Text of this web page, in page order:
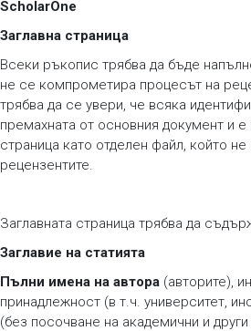
ScholarOne
Заглавна страница
Всеки ръкопис трябва да бъде
не се компрометира процесът на
трябва да се увери, че всяка
премахната от основния документ и е
страница като отделен файл, който
рецензентите.
Заглавната страница трябва да
Заглавие на статията
Пълни имена на автора (авторите),
принадлежност (в т.ч. университет,
(без посочване на академични и други